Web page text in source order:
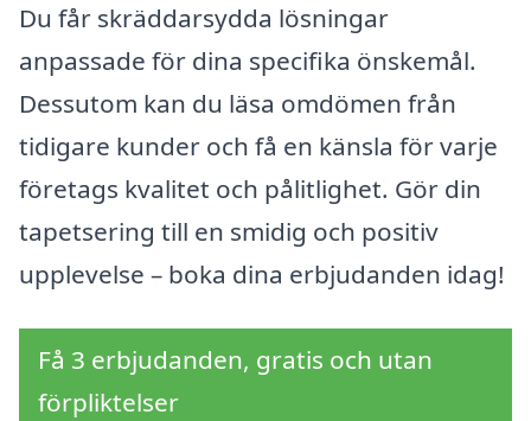
Du får skräddarsydda lösningar
anpassade för dina specifika önskemål.
Dessutom kan du läsa omdömen från
tidigare kunder och få en känsla för varje
företags kvalitet och pålitlighet. Gör din
tapetsering till en smidig och positiv
upplevelse – boka dina erbjudanden idag!
Få 3 erbjudanden, gratis och utan
förpliktelser